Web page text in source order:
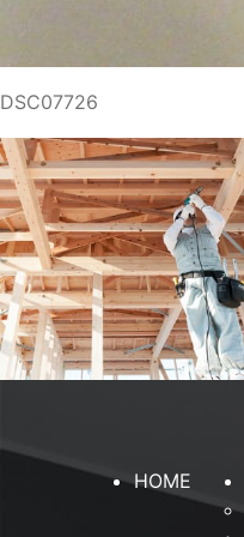
DSC07726
HOME